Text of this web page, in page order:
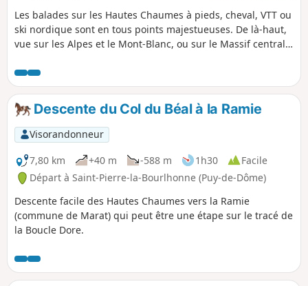
Les balades sur les Hautes Chaumes à pieds, cheval, VTT ou
ski nordique sont en tous points majestueuses. De là-haut,
vue sur les Alpes et le Mont-Blanc, ou sur le Massif central
vers la vallée côté Puy de Dôme, voici un itinéraire qui vous
amènera du Col du Béal à un gîte d'étape et chambres
d'hôtes/accueil équestre à la Ramie (63480).
Descente du Col du Béal à la Ramie
Visorandonneur
7,80 km
+40 m -588 m 1h30
Facile
Départ à Saint-Pierre-la-Bourlhonne (Puy-de-Dôme)
Descente facile des Hautes Chaumes vers la Ramie
(commune de Marat) qui peut être une étape sur le tracé de
la Boucle Dore.